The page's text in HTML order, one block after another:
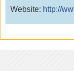
Website: http://